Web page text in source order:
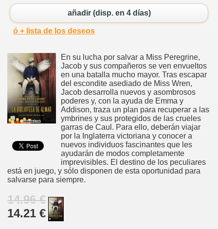
añadir (disp. en 4 días)
ó + lista de los deseos
En su lucha por salvar a Miss Peregrine,
Jacob y sus compañeros se ven envueltos
en una batalla mucho mayor. Tras escapar
del escondite asediado de Miss Wren,
Jacob desarrolla nuevos y asombrosos
poderes y, con la ayuda de Emma y
Addison, traza un plan para recuperar a las
ymbrines y sus protegidos de las crueles
garras de Caul. Para ello, deberán viajar
por la Inglaterra victoriana y conocer a
nuevos individuos fascinantes que les
ayudarán de modos completamente
imprevisibles. El destino de los peculiares
está en juego, y sólo disponen de esta oportunidad para
salvarse para siempre.
14.96 €
14.21 €